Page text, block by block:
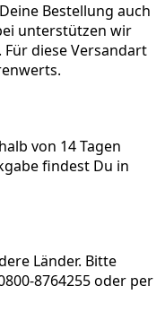
Bestellung auch
unterstützen wir
diese Versandart
von 14 Tagen
findest Du in
Länder. Bitte
8764255 oder per